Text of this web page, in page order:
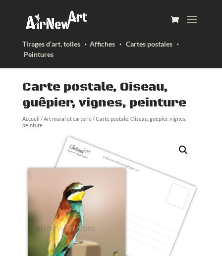
Tirages d’art, toiles· Affiches· Cartes postales·
Peintures
Carte postale, Oiseau,
guêpier, vignes, peinture
Accueil /Art mural et carterie/ Carte postale, Oiseau, guêpier, vignes,
peinture